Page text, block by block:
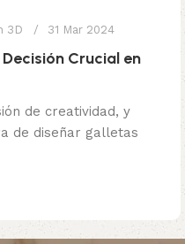
3D 31 Mar 2024
Crucial en
de creatividad, y
de diseñar galletas